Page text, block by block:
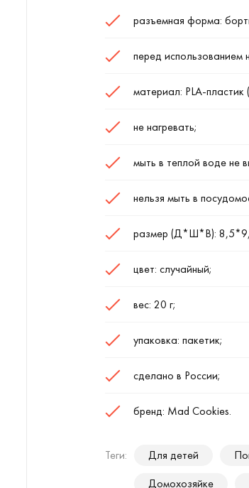
разъемная форма:
перед использованием
материал: PLA-
не нагревать;
мыть в теплой воде не
нельзя мыть в
размер (Д*Ш*В):
цвет: случайный;
вес: 20 г;
упаковка: пакетик;
сделано в России;
бренд: Mad Cookies.
Теги: Для детей
Домохозяйке